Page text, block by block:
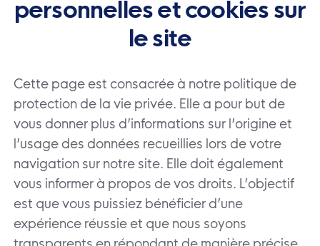
personnelles et cookies sur
le site
Cette page est consacrée à notre politique de
protection de la vie privée. Elle a pour but de
vous donner plus d’informations sur l’origine et
l’usage des données recueillies lors de votre
navigation sur notre site. Elle doit également
vous informer à propos de vos droits. L’objectif
est que vous puissiez bénéficier d’une
expérience réussie et que nous soyons